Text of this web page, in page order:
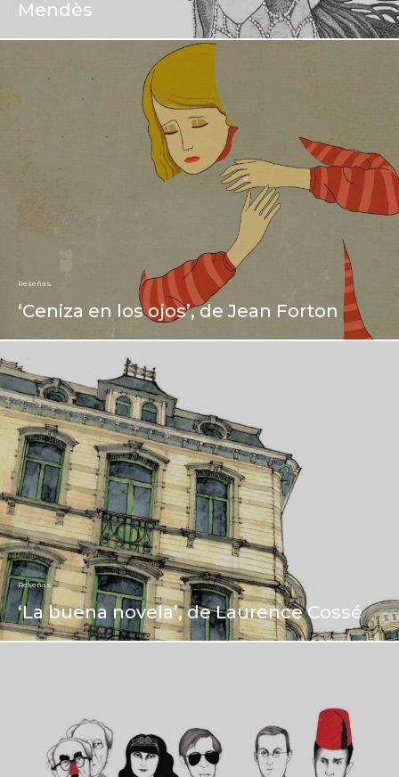
Mendès
Reseñas
‘Ceniza en los ojos’, de Jean Forton
Reseñas
‘La buena novela’, de Laurence Cossé